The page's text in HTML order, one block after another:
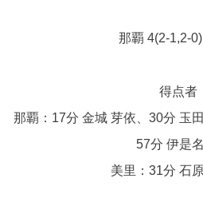
那覇 4(2-1,2-
得点者
那覇：17分 金城 芽依、30分 玉
57分 伊是
美里：31分 石